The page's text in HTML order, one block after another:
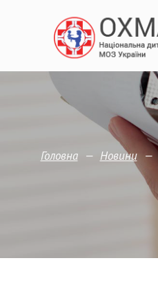
Головна — Новини —